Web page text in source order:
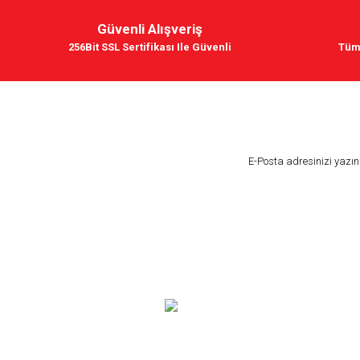
Güvenli Alışveriş
256Bit SSL Sertifikası Ile Güvenli